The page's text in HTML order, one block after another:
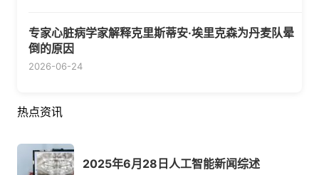
专家心脏病学家解释克里斯蒂安·埃里克森为丹麦队晕
倒的原因
2026-06-24
热点资讯
2025年6月28日人工智能新闻综述